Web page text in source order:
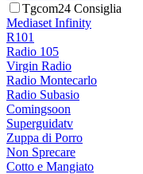
Tgcom24 Consiglia
Mediaset Infinity
R101
Radio 105
Virgin Radio
Radio Montecarlo
Radio Subasio
Comingsoon
Superguidatv
Zuppa di Porro
Non Sprecare
Cotto e Mangiato